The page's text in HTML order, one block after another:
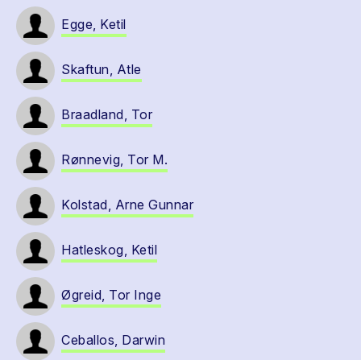
Egge, Ketil
Skaftun, Atle
Braadland, Tor
Rønnevig, Tor M.
Kolstad, Arne Gunnar
Hatleskog, Ketil
Øgreid, Tor Inge
Ceballos, Darwin